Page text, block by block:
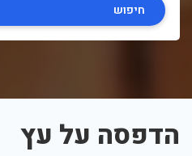
חיפוש
הדפסה על עץ